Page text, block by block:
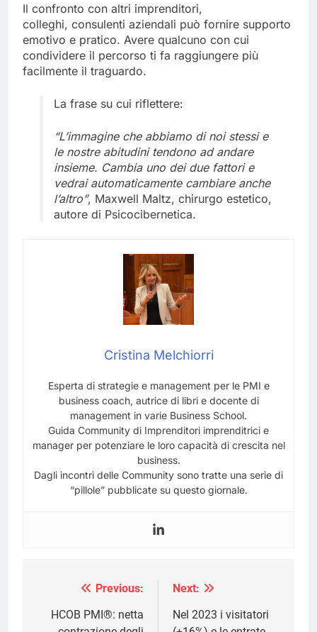
Il confronto con altri imprenditori,
colleghi, consulenti aziendali può fornire supporto
emotivo e pratico. Avere qualcuno con cui
condividere il percorso ti fa raggiungere più
facilmente il traguardo.
La frase su cui riflettere:
“L’immagine che abbiamo di noi stessi e
le nostre abitudini tendono ad andare
insieme. Cambia uno dei due fattorie
vedrai automaticamente cambiare anche
l’altro”, Maxwell Maltz, chirurgo estetico,
autore di Psicocibernetica.
Cristina Melchiorri
Esperta di strategie e management per le PMI e
business coach, autrice di libri e docente di
management in varie Business School.
Guida Community di Imprenditori imprenditrici e
manager per potenziare le loro capacità di crescita nel
business.
Dagli incontri delle Community sono tratte una serie di
“pillole” pubblicate su questo giornale.
Navigazione
articoli
Previous:
HCOB PMI®: netta
Next:
Nel 2023 i visitatori